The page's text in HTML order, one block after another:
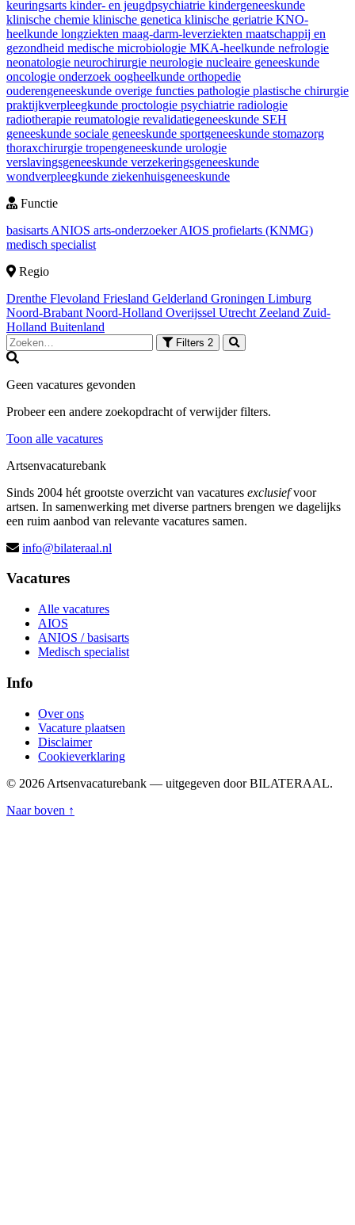
keuringsarts kinder- en jeugdpsychiatrie kindergeneeskunde
klinische chemie klinische genetica klinische geriatrie KNO-
heelkunde longziekten maag-darm-leverziekten maatschappij en
gezondheid medische microbiologie MKA-heelkunde nefrologie
neonatologie neurochirurgie neurologie nucleaire geneeskunde
oncologie onderzoek oogheelkunde orthopedie
ouderengeneeskunde overige functies pathologie plastische chirurgie
praktijkverpleegkunde proctologie psychiatrie radiologie
radiotherapie reumatologie revalidatiegeneeskunde SEH
geneeskunde sociale geneeskunde sportgeneeskunde stomazorg
thoraxchirurgie tropengeneeskunde urologie
verslavingsgeneeskunde verzekeringsgeneeskunde
wondverpleegkunde ziekenhuisgeneeskunde
Functie
basisarts ANIOS arts-onderzoekerAIOS profielarts (KNMG)
medisch specialist
Regio
Drenthe Flevoland Friesland Gelderland Groningen Limburg
Noord-Brabant Noord-Holland Overijssel Utrecht Zeeland Zuid-
Holland Buitenland
Filters 2
Geen vacatures gevonden
Probeer een andere zoekopdracht of verwijder filters.
Toon alle vacatures
Artsenvacaturebank
Sinds 2004 hét grootste overzicht van vacatures exclusiefvoor
artsen. In samenwerking met diverse partners brengen we dagelijks
een ruim aanbod van relevante vacatures samen.
info@bilateraal.nl
Vacatures
Alle vacatures
AIOS
ANIOS / basisarts
Medisch specialist
Info
Over ons
Vacature plaatsen
Disclaimer
Cookieverklaring
© 2026 Artsenvacaturebank — uitgegeven door BILATERAAL.
Naar boven ↑